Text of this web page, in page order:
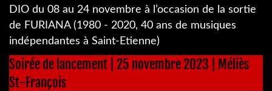
DIO du 08 au 24 novembre à l’occasion de la sortie
de FURIANA (1980 - 2020, 40 ans de musiques
indépendantes à Saint-Etienne)
Soirée de lancement | 25 novembre 2023 | Méliès
St-François